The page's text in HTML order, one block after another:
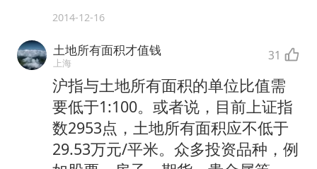
2014-12-16
土地所有面积才值钱
上海 31
沪指与土地所有面积的单位比值需
要低于1:100。或者说，目前上证指
数2953点，土地所有面积应不低于
29.53万元/平米。 众多投资品种，例